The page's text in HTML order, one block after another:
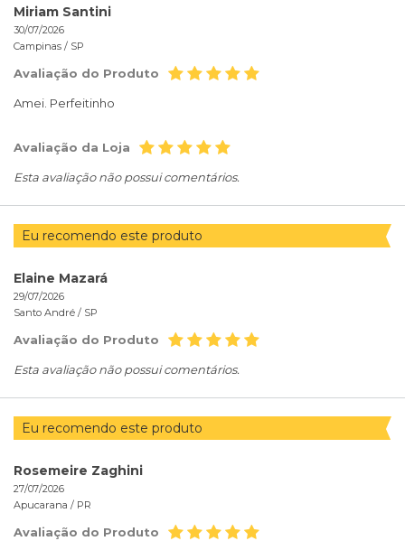
Miriam Santini
30/07/2026
Campinas / SP
Avaliação do Produto
Amei. Perfeitinho
Avaliação da Loja
Esta avaliação não possui comentários.
Eu recomendo este produto
Elaine Mazará
29/07/2026
Santo André / SP
Avaliação do Produto
Esta avaliação não possui comentários.
Eu recomendo este produto
Rosemeire Zaghini
27/07/2026
Apucarana / PR
Avaliação do Produto